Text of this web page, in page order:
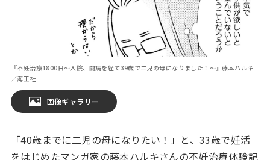
『不妊治療1800日～入院、闘病を経て39歳で二児の母になりました！～』藤本ハルキ
／海王社
画像ギャラリー
「40歳までに二児の母になりたい！」と、33歳で妊活
をはじめたマンガ家の藤本ハルキさんの不妊治療体験記